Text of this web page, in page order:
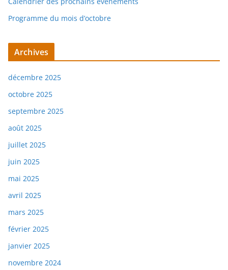
Programme du mois d’octobre
Archives
décembre 2025
octobre 2025
septembre 2025
août 2025
juillet 2025
juin 2025
mai 2025
avril 2025
mars 2025
février 2025
janvier 2025
novembre 2024